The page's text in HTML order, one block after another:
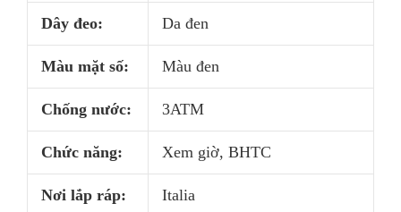
Dây đeo: Da đen
Màu mặt số: Màu đen
Chống nước: 3ATM
Chức năng: Xem giờ, BHTC
Nơi lắp ráp: Italia